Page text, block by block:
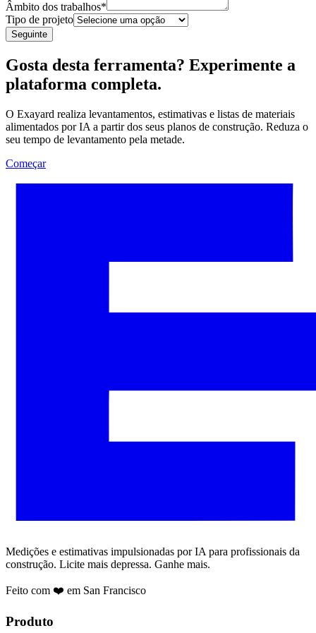
Âmbito dos trabalhos*
Tipo de projeto
Seguinte
Gosta desta ferramenta? Experimente a
plataforma completa.
O Exayard realiza levantamentos, estimativas e listas de materiais
alimentados por IA a partir dos seus planos de construção. Reduza o
seu tempo de levantamento pela metade.
Começar
Medições e estimativas impulsionadas por IA para profissionais da
construção. Licite mais depressa. Ganhe mais.
Feito com ❤️ em San Francisco
Produto